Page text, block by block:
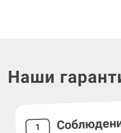
Наши
1